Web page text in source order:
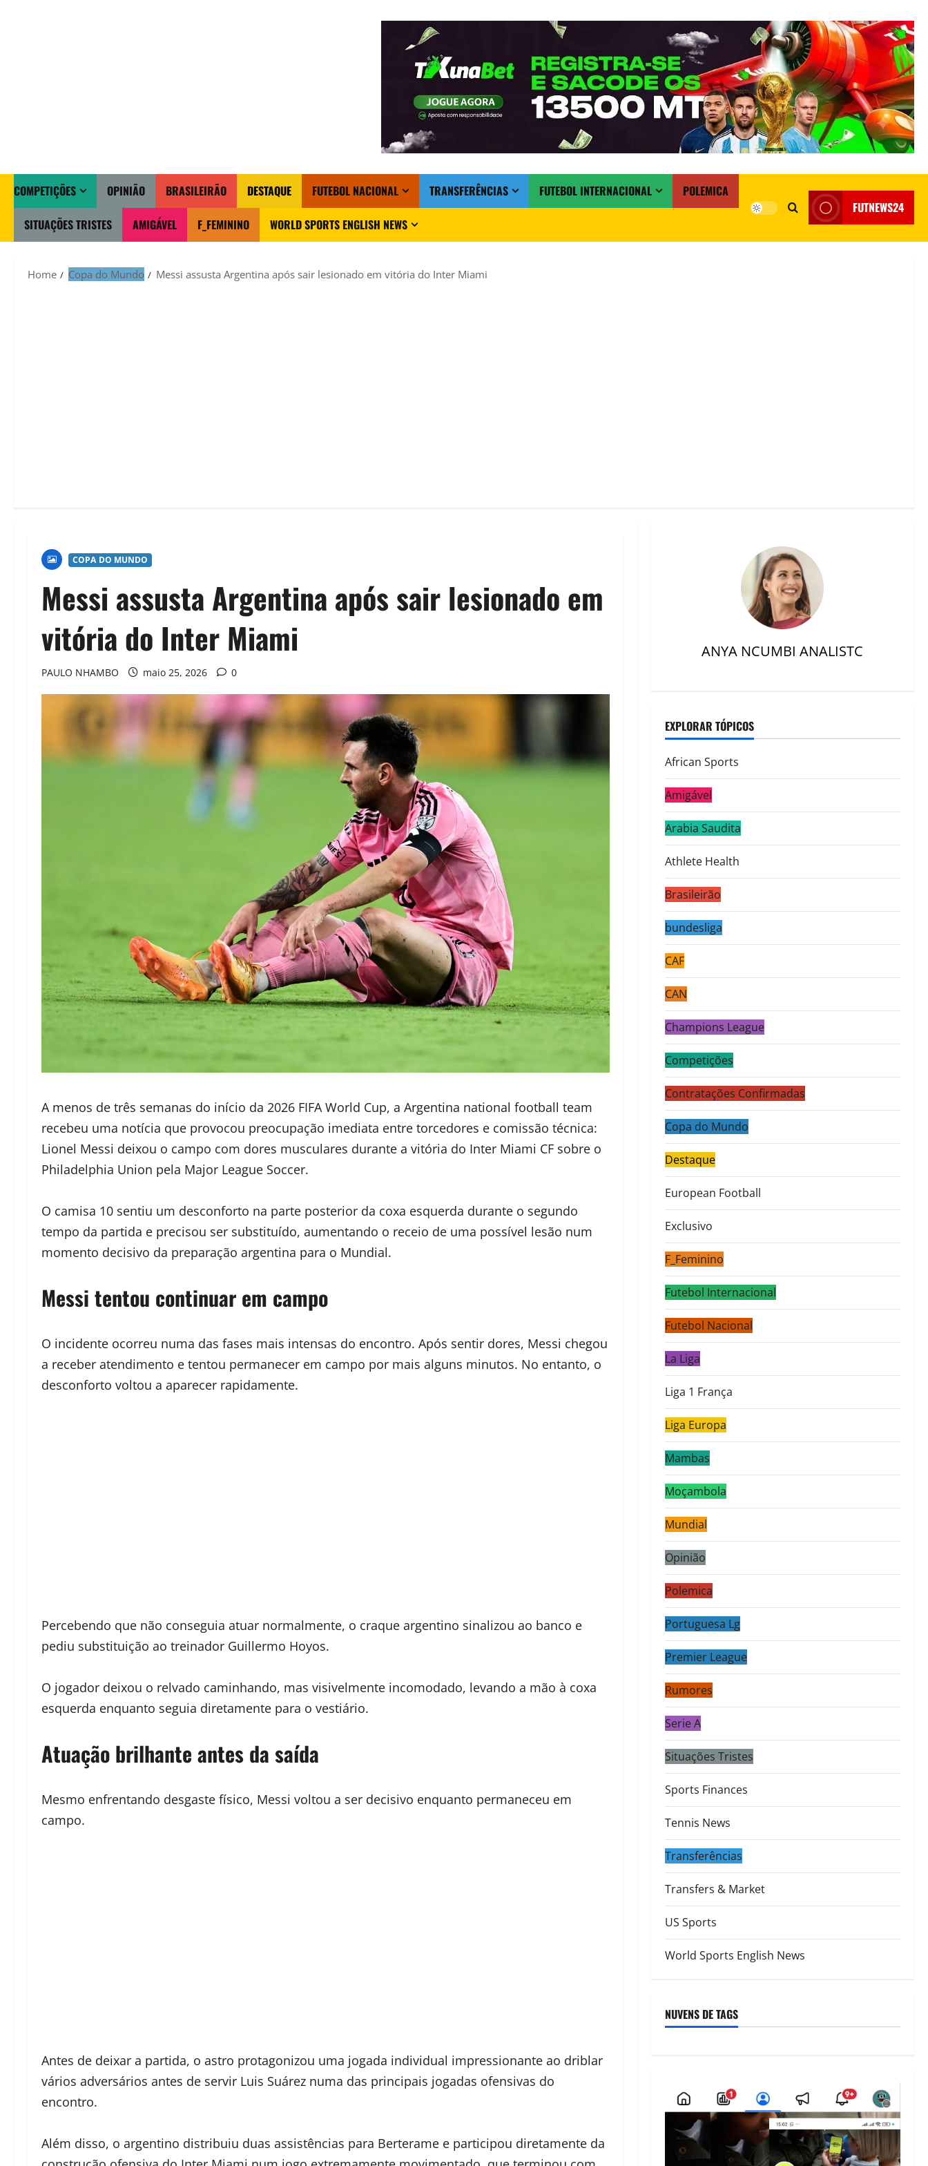
COMPETIÇÕES OPINIÃO BRASILEIRÃO DESTAQUE FUTEBOL NACIONAL TRANSFERÊNCIAS FUTEBOL INTERNACIONAL POLEMICA
SITUAÇÕES TRISTES AMIGÁVEL F_FEMININO WORLD SPORTS ENGLISH NEWS
FUTNEWS24
Home Copa do Mundo Messi assusta Argentina após sair lesionado em vitória do Inter Miami
COPA DO MUNDO
Messi assusta Argentina após sair lesionado em
vitória do Inter Miami
PAULO NHAMBO maio 25, 2026 0
A menos de três semanas do início da 2026 FIFA World Cup, a Argentina national football team
recebeu uma notícia que provocou preocupação imediata entre torcedores e comissão técnica:
Lionel Messi deixou o campo com dores musculares durante a vitória do Inter Miami CF sobre o
Philadelphia Union pela Major League Soccer.
O camisa 10 sentiu um desconforto na parte posterior da coxa esquerda durante o segundo
tempo da partida e precisou ser substituído, aumentando o receio de uma possível lesão num
momento decisivo da preparação argentina para o Mundial.
Messi tentou continuar em campo
O incidente ocorreu numa das fases mais intensas do encontro. Após sentir dores, Messi chegou
a receber atendimento e tentou permanecer em campo por mais alguns minutos. No entanto, o
desconforto voltou a aparecer rapidamente.
Percebendo que não conseguia atuar normalmente, o craque argentino sinalizou ao banco e
pediu substituição ao treinador Guillermo Hoyos.
O jogador deixou o relvado caminhando, mas visivelmente incomodado, levando a mão à coxa
esquerda enquanto seguia diretamente para o vestiário.
Atuação brilhante antes da saída
Mesmo enfrentando desgaste físico, Messi voltou a ser decisivo enquanto permaneceu em
campo.
Antes de deixar a partida, o astro protagonizou uma jogada individual impressionante ao driblar
vários adversários antes de servir Luis Suárez numa das principais jogadas ofensivas do
encontro.
Além disso, o argentino distribuiu duas assistências para Berterame e participou diretamente da
ANYA NCUMBI ANALISTC
EXPLORAR TÓPICOS
African Sports
Amigável
Arabia Saudita
Athlete Health
Brasileirão
bundesliga
CAF
CAN
Champions League
Competições
Contratações Confirmadas
Copa do Mundo
Destaque
European Football
Exclusivo
F_Feminino
Futebol Internacional
Futebol Nacional
La Liga
Liga 1 França
Liga Europa
Mambas
Moçambola
Mundial
Opinião
Polemica
Portuguesa Lg
Premier League
Rumores
Serie A
Situações Tristes
Sports Finances
Tennis News
Transferências
Transfers & Market
US Sports
World Sports English News
NUVENS DE TAGS